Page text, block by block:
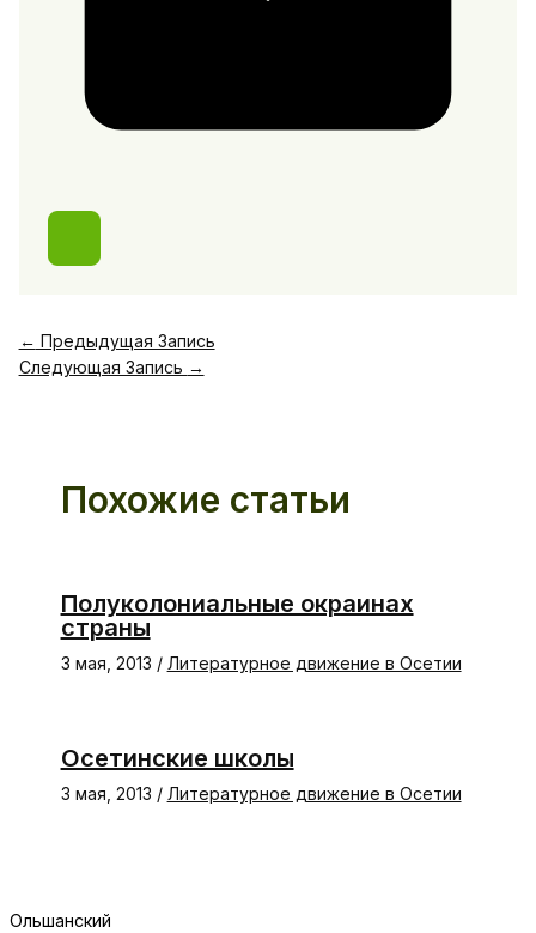
← Предыдущая Запись
Следующая Запись →
Похожие статьи
Полуколониальные окраинах
страны
3 мая, 2013 / Литературное движение в Осетии
Осетинские школы
3 мая, 2013 / Литературное движение в Осетии
Ольшанский